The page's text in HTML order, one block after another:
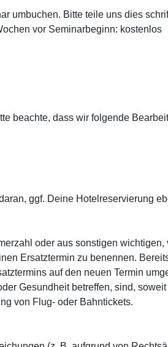
umbuchen. Bitte teile uns dies
vor Seminarbeginn: kostenlos
beachte, dass wir folgende
ggf. Deine Hotelreservierung
oder aus sonstigen wichtigen,
Ersatztermin zu benennen.
auf den neuen Termin
Gesundheit betreffen, sind,
von Flug- oder Bahntickets.